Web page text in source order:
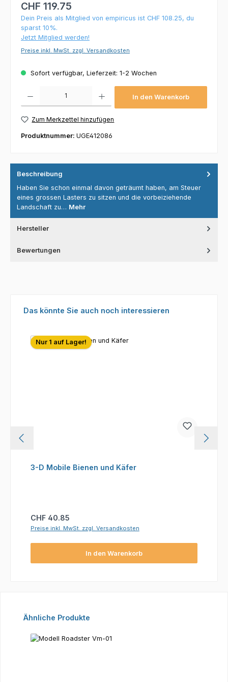
CHF 119.75
Dein Preis als Mitglied von empiricus ist CHF 108.25, du
sparst 10%.
Jetzt Mitglied werden!
Preise inkl. MwSt. zzgl. Versandkosten
Sofort verfügbar, Lieferzeit: 1-2 Wochen
In den Warenkorb
Zum Merkzettel hinzufügen
Produktnummer: UGE412086
Beschreibung
Haben Sie schon einmal davon geträumt haben, am Steuer
eines grossen Lasters zu sitzen und die vorbeiziehende
Landschaft zu… Mehr
Hersteller
Bewertungen
Produktgalerie überspringen
Das könnte Sie auch noch interessieren
Nur 1 auf Lager!
3-D Mobile Bienen und Käfer
Regulärer Preis:
CHF 40.85
Preise inkl. MwSt. zzgl. Versandkosten
In den Warenkorb
Produktgalerie überspringen
Ähnliche Produkte